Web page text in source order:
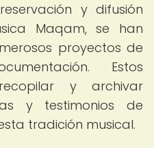
y difusión
Maqam, se han
proyectos de
Estos
y archivar
y testimonios de
tradición musical.